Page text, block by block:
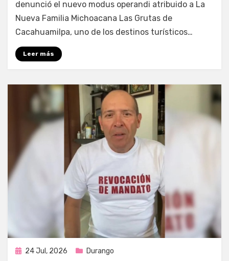
denunció el nuevo modus operandi atribuido a La
Nueva Familia Michoacana Las Grutas de
Cacahuamilpa, uno de los destinos turísticos…
Leer más
Publicada
24 Jul, 2026 Durango